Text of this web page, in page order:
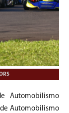
Automobilismo
de Automobilismo